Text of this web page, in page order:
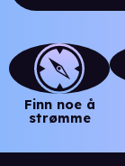
Finn noe å
strømme